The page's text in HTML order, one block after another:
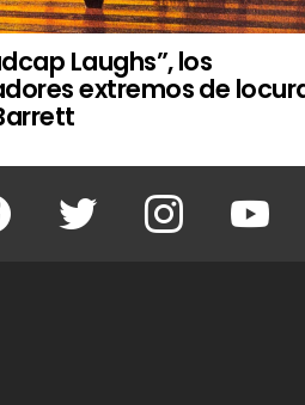
Laughs”, los
extremos de
Facebook Twitter Instagram Youtube